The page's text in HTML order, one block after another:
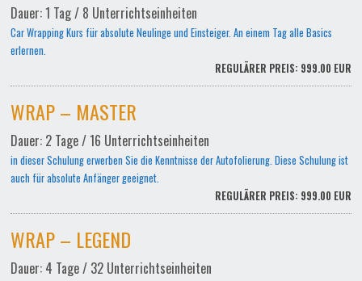
Dauer: 1 Tag / 8 Unterrichtseinheiten
Car Wrapping Kurs für absolute Neulinge und Einsteiger. An einem Tag alle Basics
erlernen.
REGULÄRER PREIS: 999.00 EUR
WRAP – MASTER
Dauer: 2 Tage / 16 Unterrichtseinheiten
in dieser Schulung erwerben Sie die Kenntnisse der Autofolierung. Diese Schulung ist
auch für absolute Anfänger geeignet.
REGULÄRER PREIS: 999.00 EUR
WRAP – LEGEND
Dauer: 4 Tage / 32 Unterrichtseinheiten